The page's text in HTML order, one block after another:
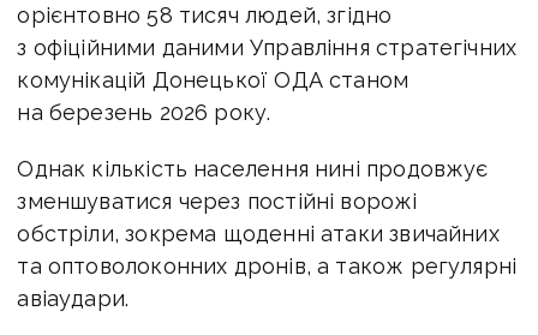
орієнтовно 58 тисяч людей, згідно
з офіційними даними Управління стратегічних
комунікацій Донецької ОДА станом
на березень 2026 року.
Однак кількість населення нині продовжує
зменшуватися через постійні ворожі
обстріли, зокрема щоденні атаки звичайних
та оптоволоконних дронів, а також регулярні
авіаудари.